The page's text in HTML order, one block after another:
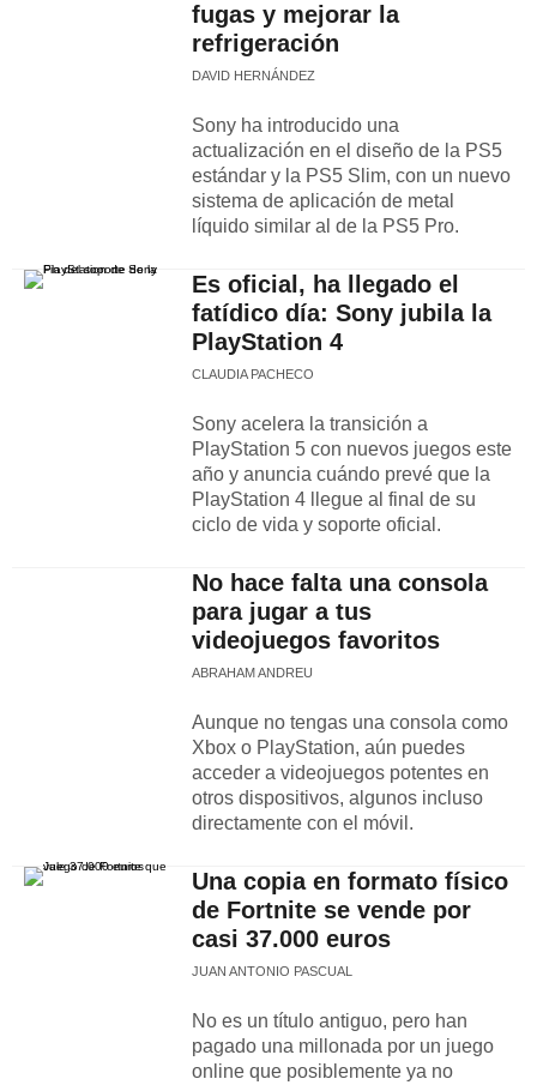
fugas y mejorar la
refrigeración
DAVID HERNÁNDEZ
Sony ha introducido una
actualización en el diseño de la PS5
estándar y la PS5 Slim, con un nuevo
sistema de aplicación de metal
líquido similar al de la PS5 Pro.
Es oficial, ha llegado el
fatídico día: Sony jubila la
PlayStation 4
CLAUDIA PACHECO
Sony acelera la transición a
PlayStation 5 con nuevos juegos este
año y anuncia cuándo prevé que la
PlayStation 4 llegue al final de su
ciclo de vida y soporte oficial.
No hace falta una consola
para jugar a tus
videojuegos favoritos
ABRAHAM ANDREU
Aunque no tengas una consola como
Xbox o PlayStation, aún puedes
acceder a videojuegos potentes en
otros dispositivos, algunos incluso
directamente con el móvil.
Una copia en formato físico
de Fortnite se vende por
casi 37.000 euros
JUAN ANTONIO PASCUAL
No es un título antiguo, pero han
pagado una millonada por un juego
online que posiblemente ya no